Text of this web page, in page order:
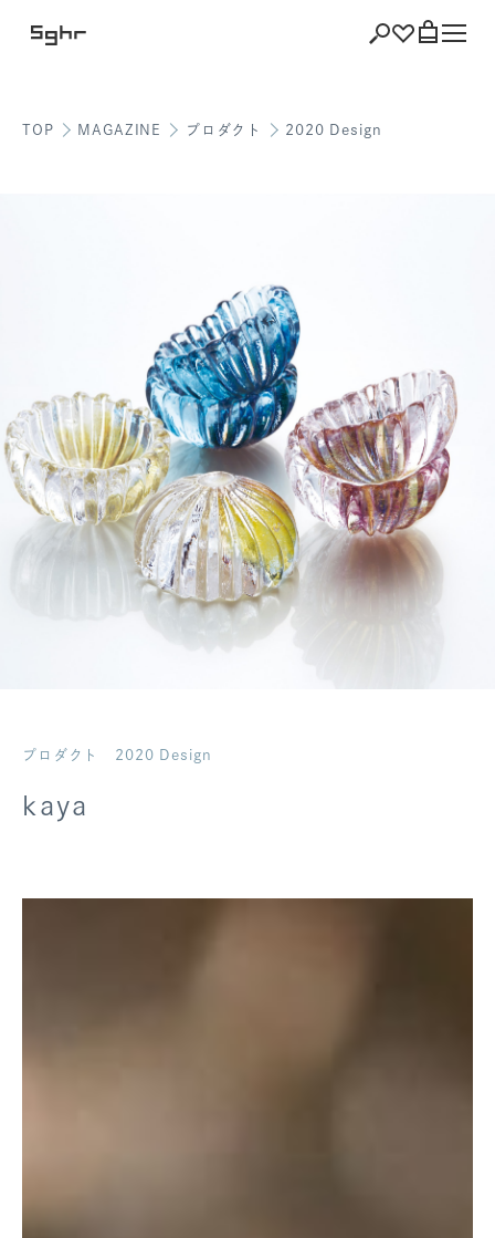
注文履歴
会員登録情報
ポイント
お気に入り
ログアウト
TOP MAGAZINE プロダクト 2020 Design
プロダクト 2020 Design
kaya